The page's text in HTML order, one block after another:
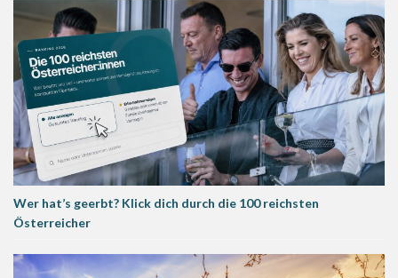
Wer hat’s geerbt? Klick dich durch die 100 reichsten
Österreicher